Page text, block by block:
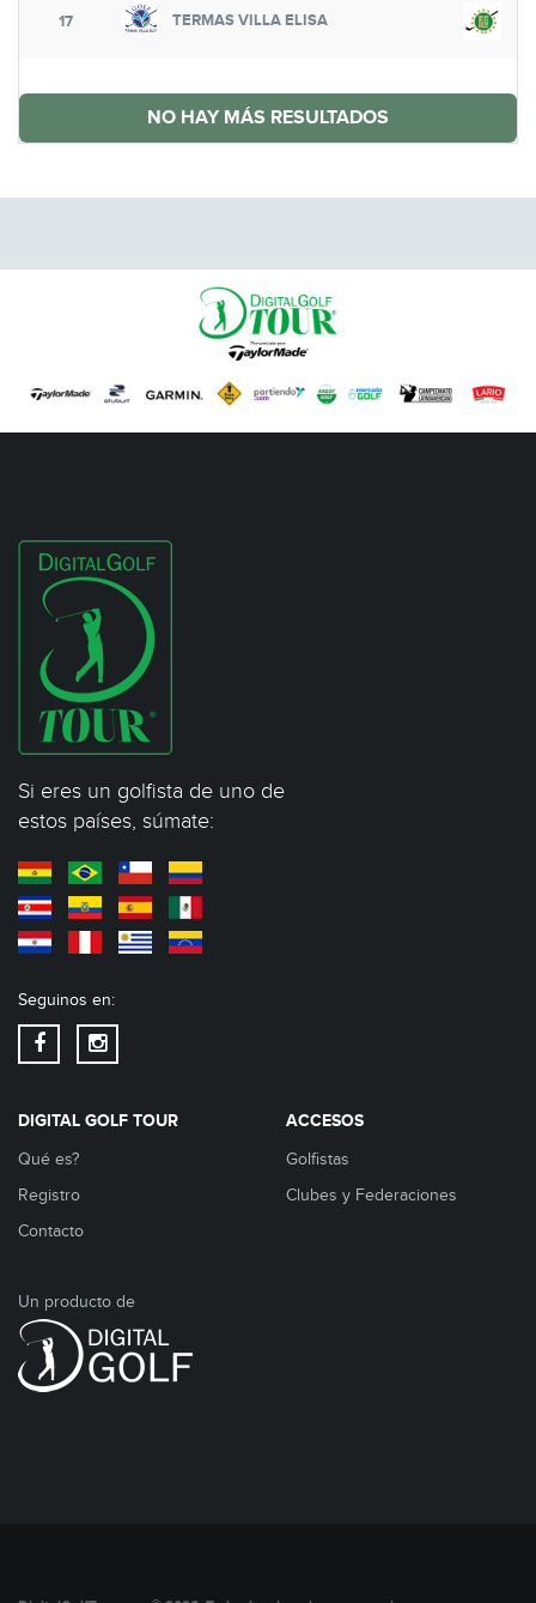
17 TERMAS VILLA ELISA
NO HAY MÁS RESULTADOS
Si eres un golfista de uno de
estos países, súmate:
Seguinos en:
DIGITAL GOLF TOUR
Qué es?
Registro
Contacto
ACCESOS
Golfistas
Clubes y Federaciones
Un producto de